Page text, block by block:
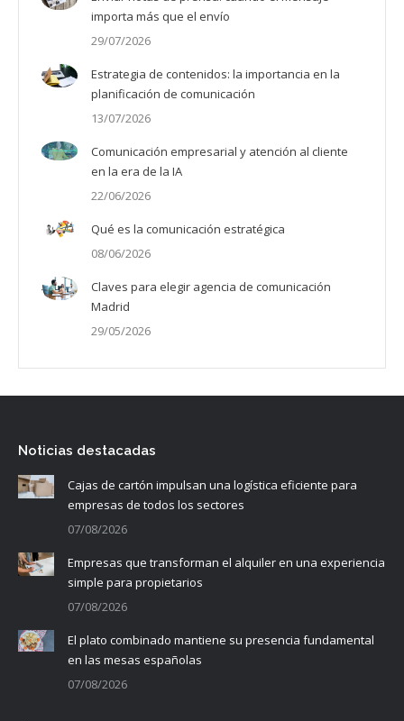
importa más que el envío
29/07/2026
Estrategia de contenidos: la importancia en la
planificación de comunicación
13/07/2026
Comunicación empresarial y atención al cliente
en la era de la IA
22/06/2026
Qué es la comunicación estratégica
08/06/2026
Claves para elegir agencia de comunicación
Madrid
29/05/2026
Noticias destacadas
Cajas de cartón impulsan una logística eficiente para
empresas de todos los sectores
07/08/2026
Empresas que transforman el alquiler en una experiencia
simple para propietarios
07/08/2026
El plato combinado mantiene su presencia fundamental
en las mesas españolas
07/08/2026